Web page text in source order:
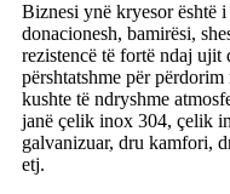
Biznesi ynë kryesor është
donacionesh, bamirësi,
rezistencë të fortë ndaj
përshtatshme për
kushte të ndryshme
janë çelik inox 304, çelik
galvanizuar, dru kamfori,
etj.